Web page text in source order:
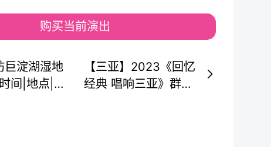
购买当前演出
淀湖湿地
间|地点|门
【三亚】2023《回忆
经典 唱响三亚》群星